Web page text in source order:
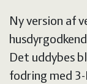
Jura
Natur
Ny version af
Det uddybes
fodring med